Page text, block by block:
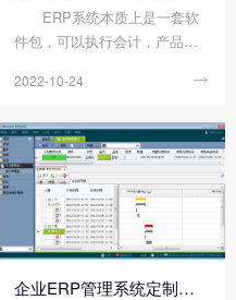
ERP系统本质上是一套软
件包，可以执行会计，产品计
销售管理，人力资源和其他业
时关心的就是成本的问题，下
面顺景云开体育官方网站登录·
（中国）官网入口 小编来说说
购买一套ERP系统需要投入...
2022-10-24 
企业ERP管理系统定制价格高吗?有哪些功能?